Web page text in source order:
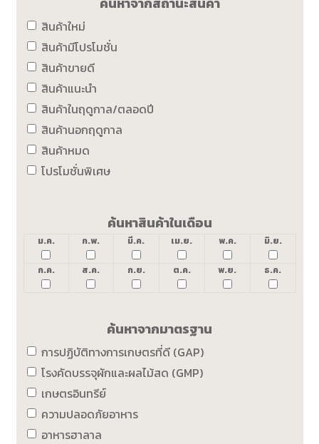
สินค้าใหม่
สินค้ามีโปรโมชั่น
สินค้าขายดี
สินค้าแนะนำ
สินค้าในฤดูกาล/ตลอดปี
สินค้านอกฤดูกาล
สินค้าหมด
โปรโมชั่นพิเศษ
ค้นหาสินค้าในเดือน
ม.ค. ก.พ. มี.ค. เม.ย. พ.ค. มิ.ย.
ก.ค. ส.ค. ก.ย. ต.ค. พ.ย. ธ.ค.
ค้นหาจากมาตรฐาน
การปฏิบัติทางการเกษตรที่ดี (GAP)
โรงคัดบรรจุผักและผลไม้สด (GMP)
เกษตรอินทรีย์
ความปลอดภัยอาหาร
อาหารฮาลาล